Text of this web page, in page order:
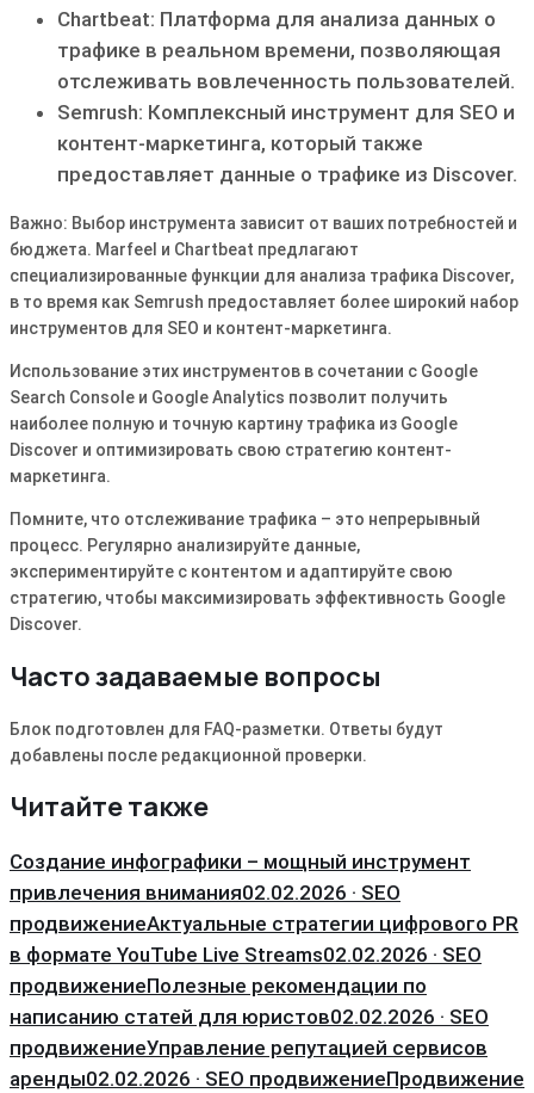
Chartbeat: Платформа для анализа данных о
трафике в реальном времени, позволяющая
отслеживать вовлеченность пользователей.
Semrush: Комплексный инструмент для SEO и
контент-маркетинга, который также
предоставляет данные о трафике из Discover.
Важно: Выбор инструмента зависит от ваших потребностей и
бюджета. Marfeel и Chartbeat предлагают
специализированные функции для анализа трафика Discover,
в то время как Semrush предоставляет более широкий набор
инструментов для SEO и контент-маркетинга.
Использование этих инструментов в сочетании с Google
Search Console и Google Analytics позволит получить
наиболее полную и точную картину трафика из Google
Discover и оптимизировать свою стратегию контент-
маркетинга.
Помните, что отслеживание трафика – это непрерывный
процесс. Регулярно анализируйте данные,
экспериментируйте с контентом и адаптируйте свою
стратегию, чтобы максимизировать эффективность Google
Discover.
Часто задаваемые вопросы
Блок подготовлен для FAQ-разметки. Ответы будут
добавлены после редакционной проверки.
Читайте также
Создание инфографики – мощный инструмент
привлечения внимания02.02.2026 · SEO
продвижениеАктуальные стратегии цифрового PR
в формате YouTube Live Streams02.02.2026 · SEO
продвижениеПолезные рекомендации по
написанию статей для юристов02.02.2026 · SEO
продвижениеУправление репутацией сервисов
аренды02.02.2026 · SEO продвижениеПродвижение